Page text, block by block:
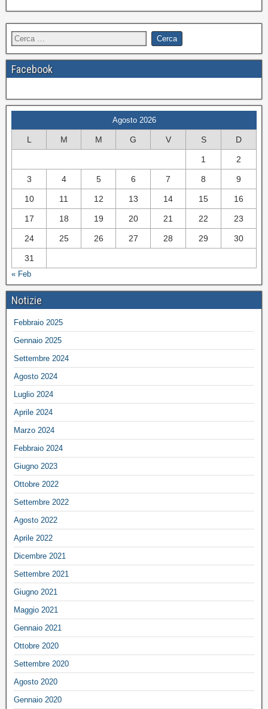
Facebook
Agosto 2026
L M M G V S D
1 2
3 4 5 6 7 8 9
10 11 12 13 14 15 16
17 18 19 20 21 22 23
24 25 26 27 28 29 30
31
« Feb
Notizie
Febbraio 2025
Gennaio 2025
Settembre 2024
Agosto 2024
Luglio 2024
Aprile 2024
Marzo 2024
Febbraio 2024
Giugno 2023
Ottobre 2022
Settembre 2022
Agosto 2022
Aprile 2022
Dicembre 2021
Settembre 2021
Giugno 2021
Maggio 2021
Gennaio 2021
Ottobre 2020
Settembre 2020
Agosto 2020
Gennaio 2020